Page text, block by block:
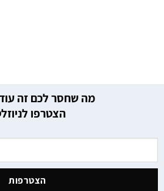
מה שחסר לכם זה
הצטרפו